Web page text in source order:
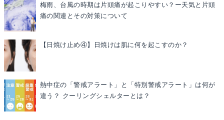
梅雨、台風の時期は片頭痛が起こりやすい？ー天気と片頭
痛の関連とその対策について
【日焼け止め④】日焼けは肌に何を起こすのか？
熱中症の「警戒アラート」と「特別警戒アラート」は何が
違う？ クーリングシェルターとは？